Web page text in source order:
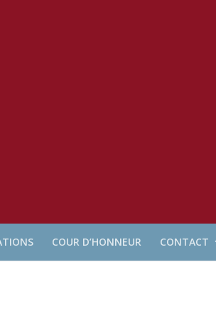
2"? in
COUR D’HONNEUR CONTACT